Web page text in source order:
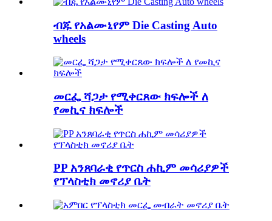
ብጁ የአልሙኒየም Die Casting Auto
wheels
መርፌ ሻጋታ የሚቀርጸው ክፍሎች ለ
የመኪና ክፍሎች
PP አንጸባራቂ የጥርስ ሐኪም መሳሪያዎች
የፕላስቲክ መኖሪያ ቤት